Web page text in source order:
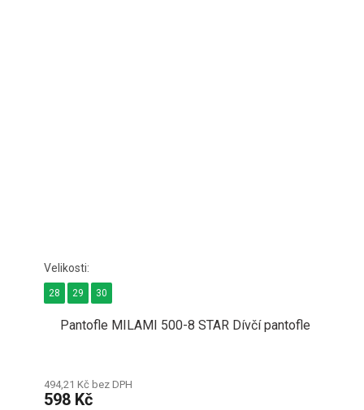
Pantofle MILAMI 500-8 STAR Dívčí pantofle
494,21 Kč bez DPH
598 Kč
28 29 30